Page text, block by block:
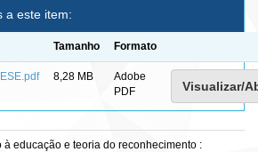
a este item:
Tamanho Formato
8,28 MB
Adobe
PDF
Visualizar/
à educação e teoria do reconhecimento :